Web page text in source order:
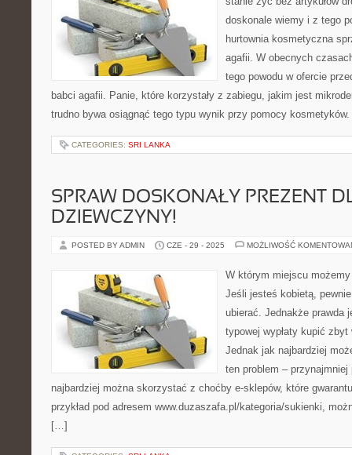
doskonale wiemy i z tego
hurtownia kosmetyczna
agafii. W obecnych
tego powodu w ofercie
babci agafii. Panie, które korzystały z zabiegu, jakim jest
trudno bywa osiągnąć tego typu wynik przy pomocy
CATEGORIES: SRI LANKA
SPRAW DOSKONAŁY PREZENT
DZIEWCZYNY!
POSTED BY ADMIN CZE - 29 - 2025 MOŻLIWOŚĆ
W którym miejscu
Jeśli jesteś kobietą,
ubierać. Jednakże prawda
typowej wypłaty kupić
Jednak jak najbardziej
ten problem –
najbardziej można skorzystać z choćby e-sklepów, które
przykład pod adresem www.duzaszafa.pl/kategoria/sukienki,
[…]